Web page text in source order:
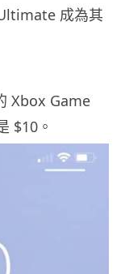
成為其
Xbox Game
$10。